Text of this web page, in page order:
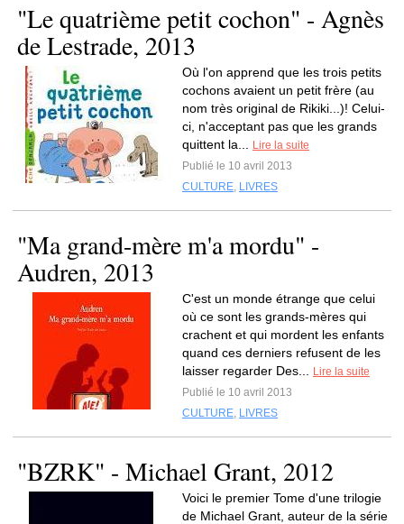
"Le quatrième petit cochon" - Agnès
de Lestrade, 2013
Où l'on apprend que les trois petits
cochons avaient un petit frère (au
nom très original de Rikiki...)! Celui-
ci, n'acceptant pas que les grands
quittent la...
Lire la suite
Publié le 10 avril 2013
CULTURE, LIVRES
"Ma grand-mère m'a mordu" -
Audren, 2013
C'est un monde étrange que celui
où ce sont les grands-mères qui
crachent et qui mordent les enfants
quand ces derniers refusent de les
laisser regarder Des...
Lire la suite
Publié le 10 avril 2013
CULTURE, LIVRES
"BZRK" - Michael Grant, 2012
Voici le premier Tome d'une trilogie
de Michael Grant, auteur de la série